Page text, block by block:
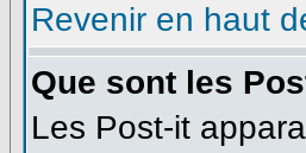
Revenir en haut
Que sont les
Les Post-it